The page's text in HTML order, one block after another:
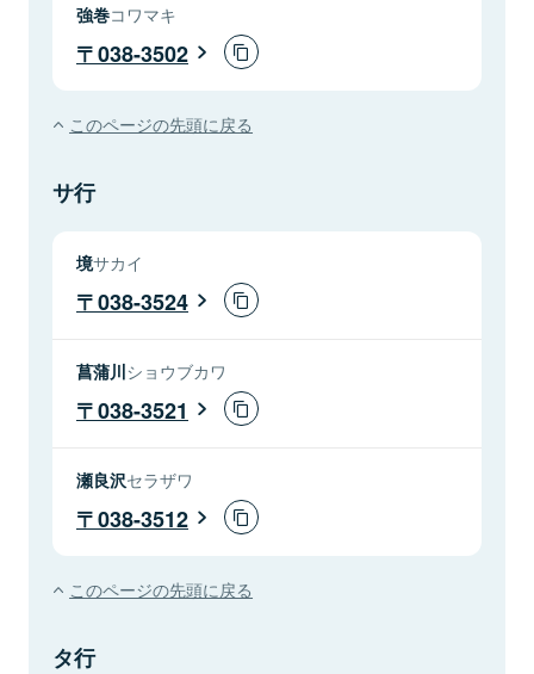
強巻コワマキ
038-3502
このページの先頭に戻る
サ行
境サカイ
038-3524
菖蒲川ショウブカワ
038-3521
瀬良沢セラザワ
038-3512
このページの先頭に戻る
タ行